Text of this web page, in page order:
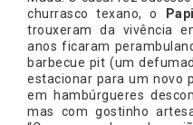
churrasco texano, o
trouxeram da vivência
anos ficaram
barbecue pit (um
estacionar para um novo
em hambúrgueres
mas com gostinho